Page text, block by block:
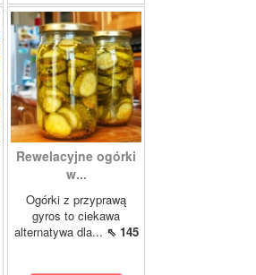
Rewelacyjne ogórki
w...
Ogórki z przyprawą
gyros to ciekawa
alternatywa dla... ⇖ 145